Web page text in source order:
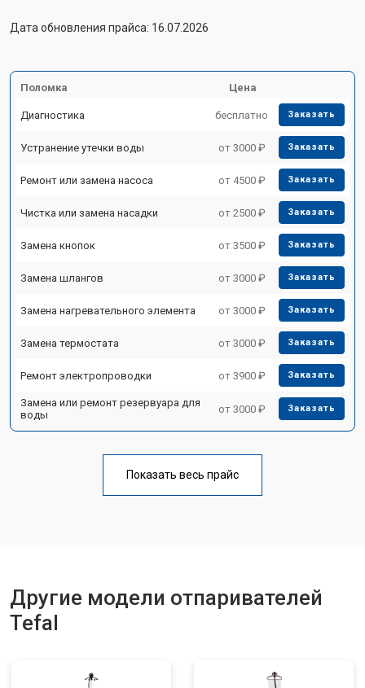
Дата обновления прайса: 16.07.2026
Поломка Цена
Диагностика бесплатно Заказать
Устранение утечки воды от 3000 ₽ Заказать
Ремонт или замена насоса от 4500 ₽ Заказать
Чистка или замена насадки от 2500 ₽ Заказать
Замена кнопок от 3500 ₽ Заказать
Замена шлангов от 3000 ₽ Заказать
Замена нагревательного элемента от 3000 ₽ Заказать
Замена термостата от 3000 ₽ Заказать
Ремонт электропроводки от 3900 ₽ Заказать
Замена или ремонт резервуара для
воды
от 3000 ₽ Заказать
Показать весь прайс
Другие модели отпаривателей
Tefal